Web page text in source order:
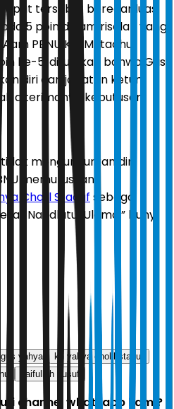
tersebut beredar luas
5 poin dalam risalah yang
PBNU KH. Miftachul
ke-5, dituliskan bahwa Gus
diri dari jabatan ketum
diterimanya keputusan
mengundurkan diri,
memutuskan
Cholil Staquf sebagai
Nahdlatul Ulama,” bunyi
gus yahya
kh yahya cholil staquf
saifullah yusuf
channel whatsapp kami?